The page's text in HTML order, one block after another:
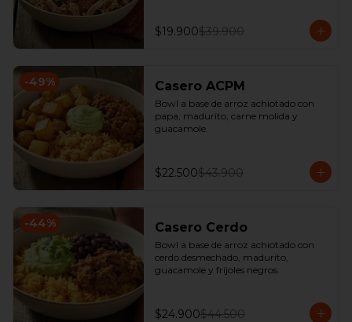
$19.900$39.900
-49% Casero ACPM
Bowl a base de arroz achiotado con
papa, madurito, carne molida y
guacamole.
$22.500$43.900
-44% Casero Cerdo
Bowl a base de arroz achiotado con
cerdo desmechado, madurito,
guacamole y fríjoles negros.
$24.900$44.500